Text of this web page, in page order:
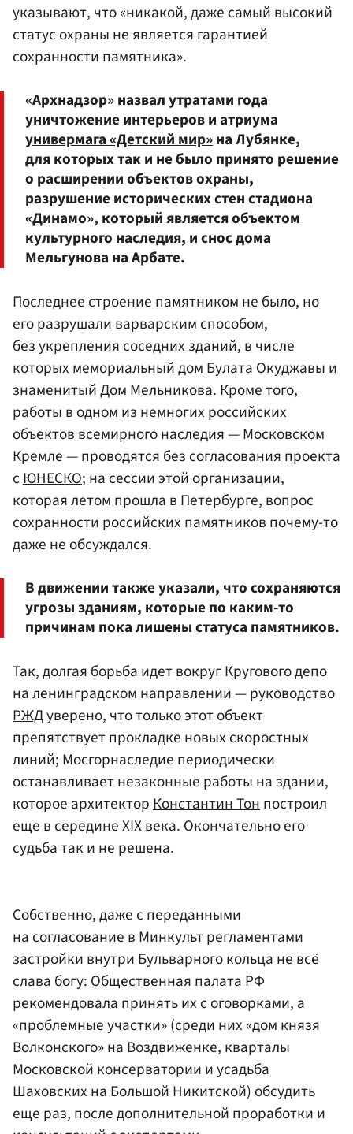
указывают, что «никакой, даже самый высокий
статус охраны не является гарантией
сохранности памятника».
«Архнадзор» назвал утратами года
уничтожение интерьеров и атриума
универмага «Детский мир»на Лубянке,
для которых так и не было принято решение
о расширении объектов охраны,
разрушение исторических стен стадиона
«Динамо», который является объектом
культурного наследия, и снос дома
Мельгунова на Арбате.
Последнее строение памятником не было, но
его разрушали варварским способом,
без укрепления соседних зданий, в числе
которых мемориальный домБулата Окуджавыи
знаменитый Дом Мельникова. Кроме того,
работы в одном из немногих российских
объектов всемирного наследия — Московском
Кремле — проводятся без согласования проекта
сЮНЕСКО; на сессии этой организации,
которая летом прошла в Петербурге, вопрос
сохранности российских памятников почему-то
даже не обсуждался.
В движении также указали, что сохраняются
угрозы зданиям, которые по каким-то
причинам пока лишены статуса памятников.
Так, долгая борьба идет вокруг Кругового депо
на ленинградском направлении — руководство
РЖДуверено, что только этот объект
препятствует прокладке новых скоростных
линий; Мосгорнаследие периодически
останавливает незаконные работы на здании,
которое архитекторКонстантин Тонпостроил
еще в середине XIX века. Окончательно его
судьба так и не решена.
Собственно, даже с переданными
на согласование в Минкульт регламентами
застройки внутри Бульварного кольца не всё
слава богу:Общественная палата РФ
рекомендовала принять их с оговорками, а
«проблемные участки» (среди них «дом князя
Волконского» на Воздвиженке, кварталы
Московской консерватории и усадьба
Шаховских на Большой Никитской) обсудить
еще раз, после дополнительной проработки и